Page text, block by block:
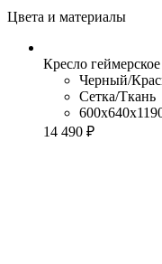
Цвета и материалы
Кресло
Черный/
Сетка/Ткань
14 490 ₽